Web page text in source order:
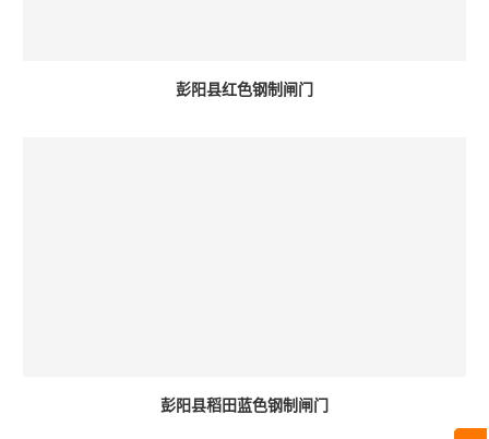
彭阳县红色钢制闸门
彭阳县稻田蓝色钢制闸门